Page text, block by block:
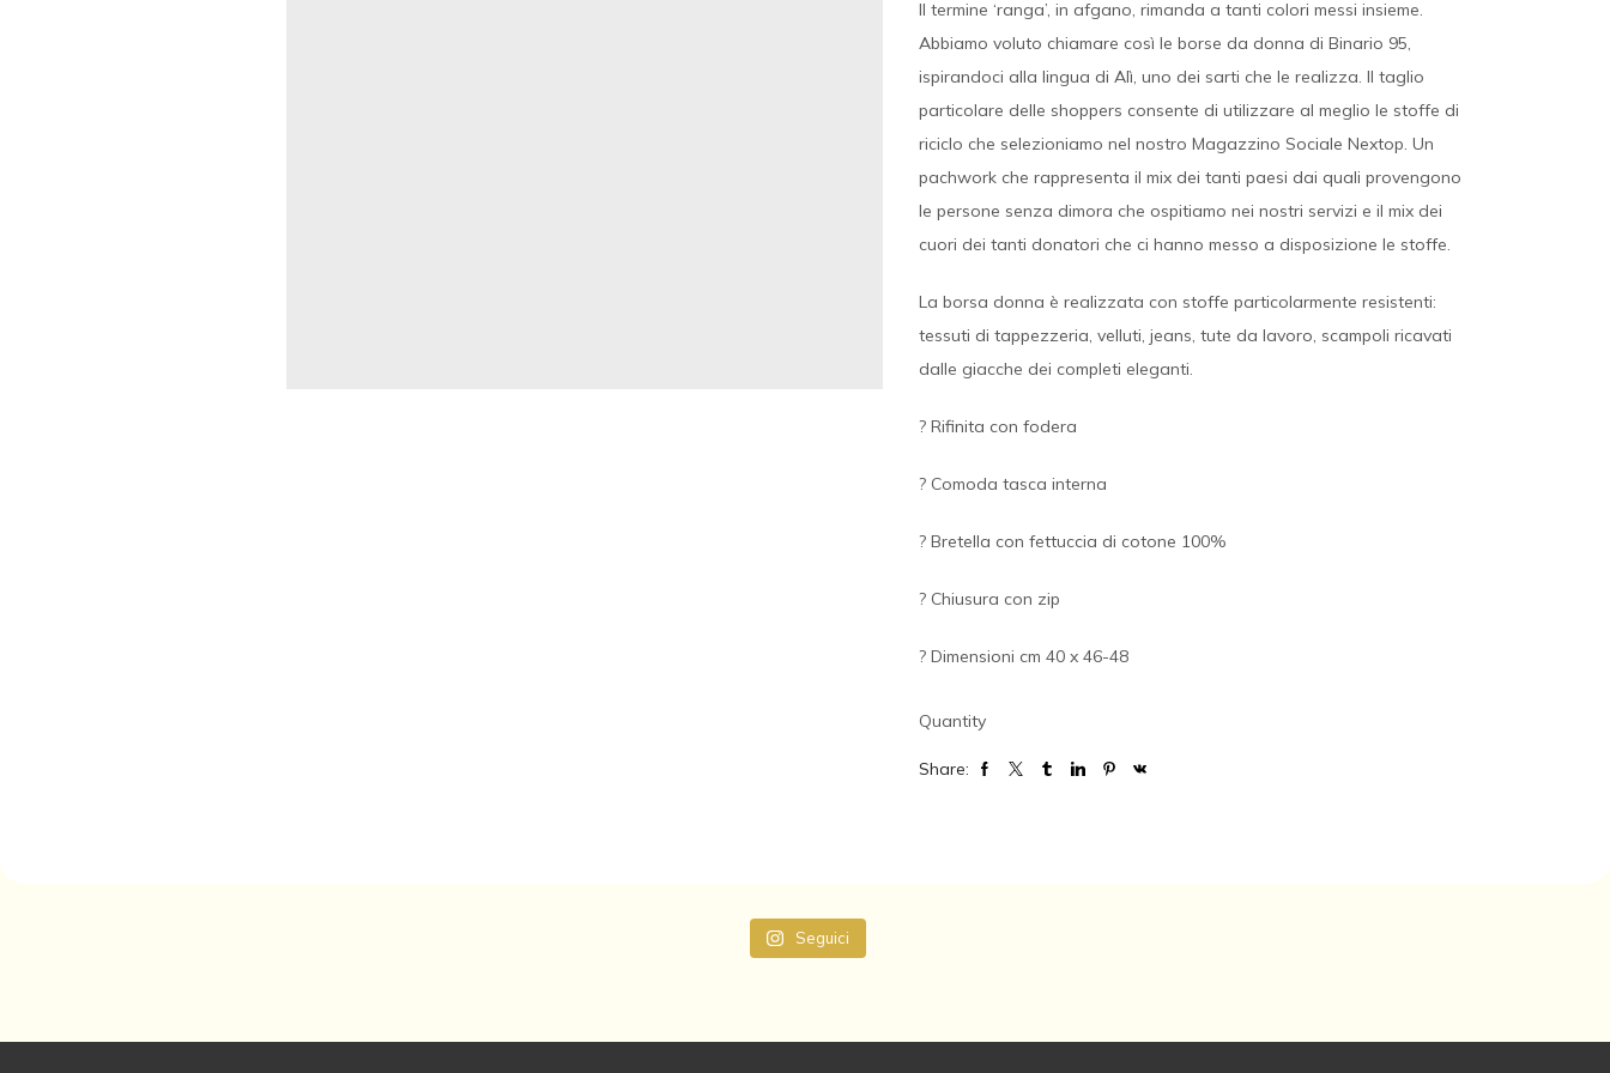
Il termine ‘ranga’, in afgano, rimanda a tanti colori messi insieme.
Abbiamo voluto chiamare così le borse da donna di Binario 95,
ispirandoci alla lingua di Alì, uno dei sarti che le realizza. Il taglio
particolare delle shoppers consente di utilizzare al meglio le stoffe di
riciclo che selezioniamo nel nostro Magazzino Sociale Nextop. Un
pachwork che rappresenta il mix dei tanti paesi dai quali provengono
le persone senza dimora che ospitiamo nei nostri servizi e il mix dei
cuori dei tanti donatori che ci hanno messo a disposizione le stoffe.
La borsa donna è realizzata con stoffe particolarmente resistenti:
tessuti di tappezzeria, velluti, jeans, tute da lavoro, scampoli ricavati
dalle giacche dei completi eleganti.
? Rifinita con fodera
? Comoda tasca interna
? Bretella con fettuccia di cotone 100%
? Chiusura con zip
? Dimensioni cm 40 x 46-48
Quantity
Share:
Seguici